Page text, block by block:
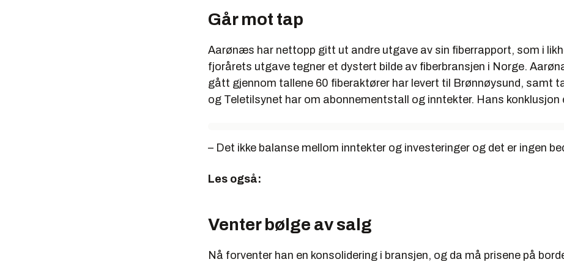
Går mot tap
Aarønæs har nettopp gitt ut andre utgave av sin fiberrapport, som i
fjorårets utgave tegner et dystert bilde av fiberbransjen i Norge.
gått gjennom tallene 60 fiberaktører har levert til Brønnøysund, samt
og Teletilsynet har om abonnementstall og inntekter. Hans konklusjon
– Det ikke balanse mellom inntekter og investeringer og det er ingen
Les også:
Venter bølge av salg
Nå forventer han en konsolidering i bransjen, og da må prisene på